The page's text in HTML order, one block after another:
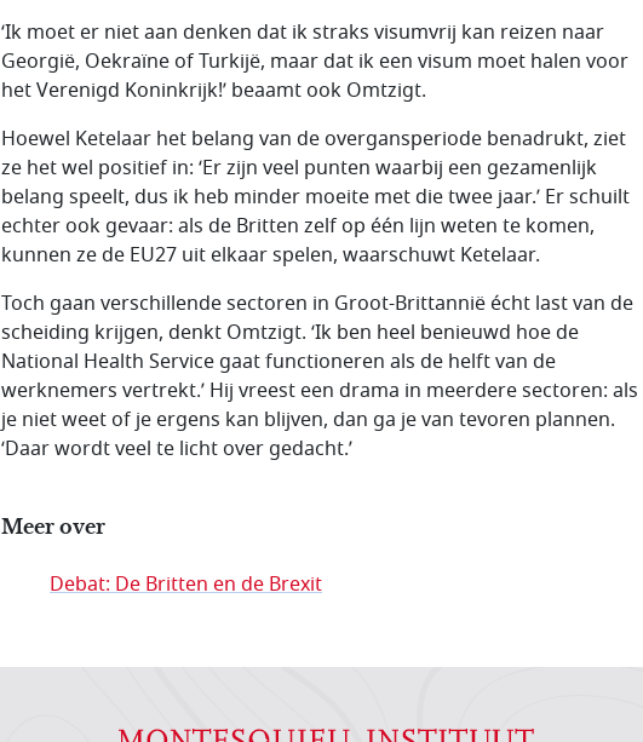
‘Ik moet er niet aan denken dat ik straks visumvrij kan reizen naar
Georgië, Oekraïne of Turkijë, maar dat ik een visum moet halen voor
het Verenigd Koninkrijk!’ beaamt ook Omtzigt.
Hoewel Ketelaar het belang van de overgansperiode benadrukt, ziet
ze het wel positief in: ‘Er zijn veel punten waarbij een gezamenlijk
belang speelt, dus ik heb minder moeite met die twee jaar.’ Er schuilt
echter ook gevaar: als de Britten zelf op één lijn weten te komen,
kunnen ze de EU27 uit elkaar spelen, waarschuwt Ketelaar.
Toch gaan verschillende sectoren in Groot-Brittannië écht last van de
scheiding krijgen, denkt Omtzigt. ‘Ik ben heel benieuwd hoe de
National Health Service gaat functioneren als de helft van de
werknemers vertrekt.’ Hij vreest een drama in meerdere sectoren: als
je niet weet of je ergens kan blijven, dan ga je van tevoren plannen.
‘Daar wordt veel te licht over gedacht.’
Meer over
Debat: De Britten en de Brexit